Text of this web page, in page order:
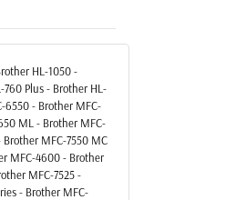
HL-1050 -
Plus - Brother HL-
6550 - Brother MFC-
ML - Brother MFC-
MFC-7550 MC
MFC-4600 - Brother
MFC-7525 -
- Brother MFC-